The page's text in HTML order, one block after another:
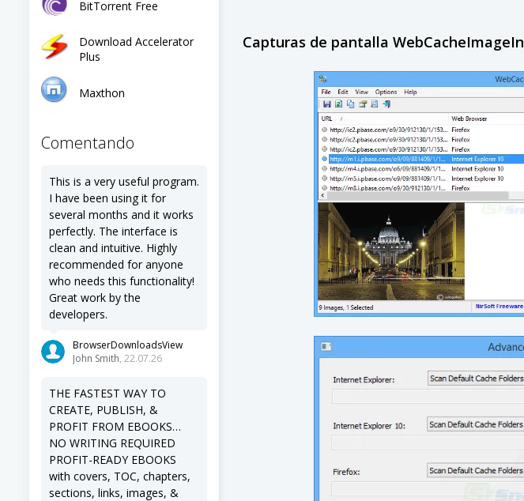
BitTorrent Free
Download Accelerator
Plus
Maxthon
Comentando
This is a very useful program.
I have been using it for
several months and it works
perfectly. The interface is
clean and intuitive. Highly
recommended for anyone
who needs this functionality!
Great work by the
developers.
BrowserDownloadsView
John Smith, 22.07.26
THE FASTEST WAY TO
CREATE, PUBLISH, &
PROFIT FROM EBOOKS…
NO WRITING REQUIRED
PROFIT-READY EBOOKS
with covers, TOC, chapters,
sections, links, images, &
Capturas de pantalla